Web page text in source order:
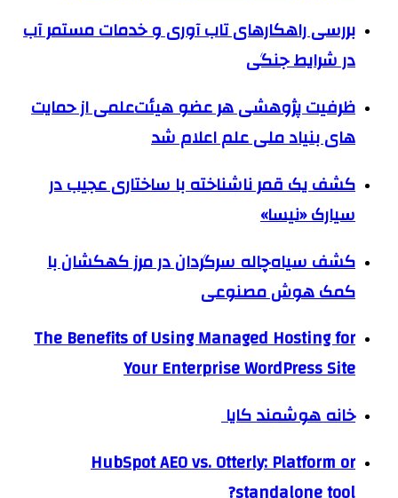
بررسی راهکارهای تاب آوری و خدمات مستمر آب
در شرایط جنگی
ظرفیت پژوهشی هر عضو هیئت‌علمی از حمایت
های بنیاد ملی علم اعلام شد
کشف یک قمر ناشناخته با ساختاری عجیب در
سیارک «نیسا»
کشف سیاه‌چاله سرگردان در مرز کهکشان با
کمک هوش مصنوعی
The Benefits of Using Managed Hosting for
Your Enterprise WordPress Site
خانه هوشمند کایا
HubSpot AEO vs. Otterly: Platform or